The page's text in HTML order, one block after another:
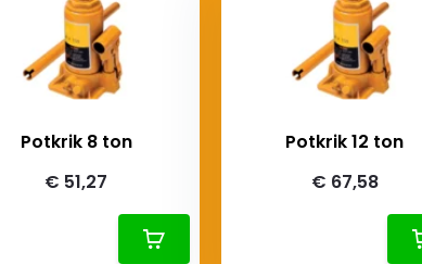
Potkrik 8 ton
€ 51,27
Potkrik 12 ton
€ 67,58